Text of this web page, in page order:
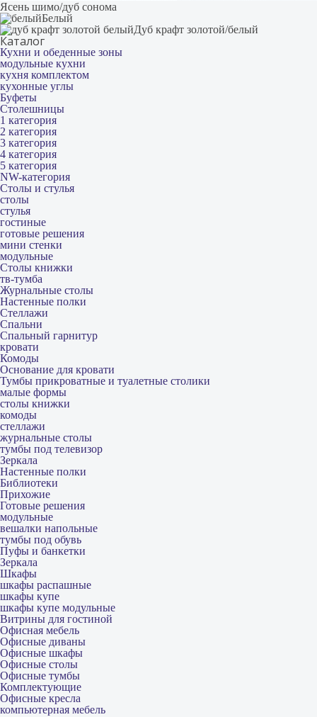
Ясень шимо/дуб сонома
Белый
Дуб крафт золотой/белый
Каталог
Кухни и обеденные зоны
модульные кухни
кухня комплектом
кухонные углы
Буфеты
Столешницы
1 категория
2 категория
3 категория
4 категория
5 категория
NW-категория
Столы и стулья
столы
стулья
гостиные
готовые решения
мини стенки
модульные
Столы книжки
тв-тумба
Журнальные столы
Настенные полки
Стеллажи
Спальни
Спальный гарнитур
кровати
Комоды
Основание для кровати
Тумбы прикроватные и туалетные столики
малые формы
столы книжки
комоды
стеллажи
журнальные столы
тумбы под телевизор
Зеркала
Настенные полки
Библиотеки
Прихожие
Готовые решения
модульные
вешалки напольные
тумбы под обувь
Пуфы и банкетки
Зеркала
Шкафы
шкафы распашные
шкафы купе
шкафы купе модульные
Витрины для гостиной
Офисная мебель
Офисные диваны
Офисные шкафы
Офисные столы
Офисные тумбы
Комплектующие
Офисные кресла
компьютерная мебель